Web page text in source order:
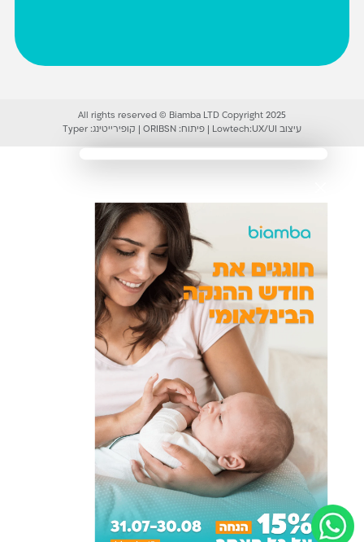
All rights reserved © Biamba LTD Copyright 2025
עיצוב UX/UI:
Lowtech פיתוח: ORIBSN קופירייטינג: Typer